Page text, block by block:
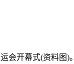
会开幕式(资料图)。